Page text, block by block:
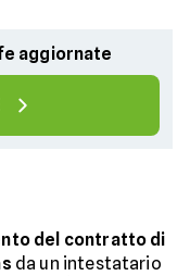
aggiornate
del contratto di
da un intestatario